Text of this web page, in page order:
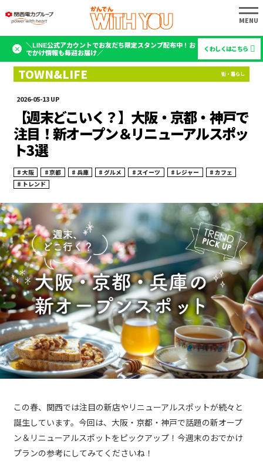
＼LINE公式アカウントでお友だち限定スタンプ配布中！お
でかけ情報も毎週お届け／
くわしくはこちら
2026-05-13
【週末どこいく？】大阪・京都・神戸で
注目！新オープン＆リニューアルスポッ
ト3選
大阪 京都 兵庫 グルメ スイーツ レジャー
カフェ
トレンド
この春、関西では注目の新店やリニューアルスポットが続々と
誕生しています。今回は、大阪・京都・神戸で話題の新オープ
ン＆リニューアルスポットをピックアップ！今週末のおでかけ
プランの参考にしてみてくださいね！